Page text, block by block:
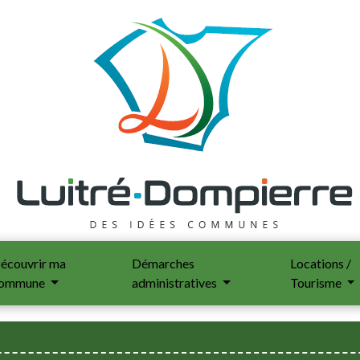
ma
Démarches
administratives
Locations /
Tourisme